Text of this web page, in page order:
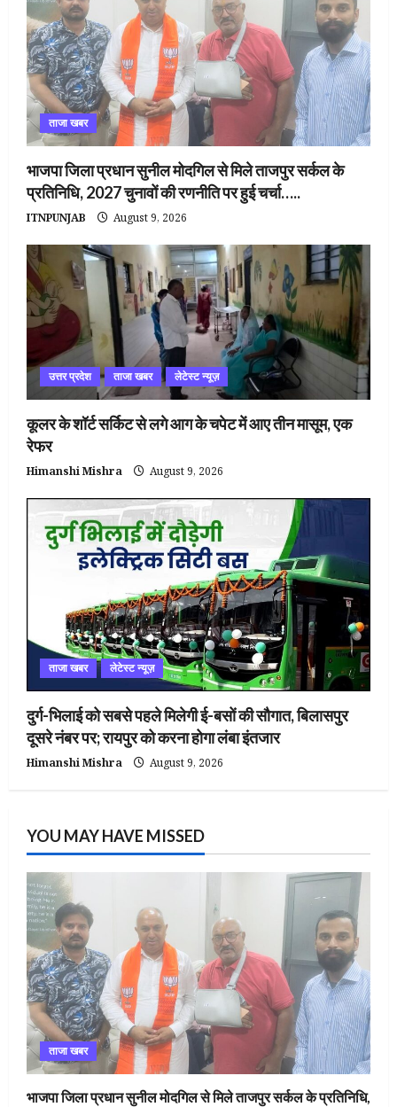
ताजा खबर
भाजपा जिला प्रधान सुनील मोदगिल से मिले ताजपुर सर्कल के
प्रतिनिधि, 2027 चुनावों की रणनीति पर हुई चर्चा…..
ITNPUNJAB August 9, 2026
उत्तर प्रदेश ताजा खबर लेटेस्ट न्यूज़
कूलर के शॉर्ट सर्किट से लगे आग के चपेट में आए तीन मासूम, एक
रेफर
Himanshi Mishra August 9, 2026
ताजा खबर लेटेस्ट न्यूज़
दुर्ग-भिलाई को सबसे पहले मिलेगी ई-बसों की सौगात, बिलासपुर
दूसरे नंबर पर; रायपुर को करना होगा लंबा इंतजार
Himanshi Mishra August 9, 2026
YOU MAY HAVE MISSED
ताजा खबर
भाजपा जिला प्रधान सुनील मोदगिल से मिले ताजपुर सर्कल के प्रतिनिधि,